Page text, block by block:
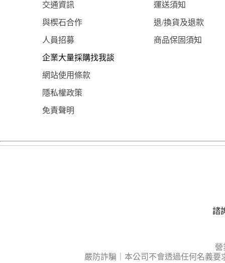
交通資訊 運送須知
與楔石合作 退/換貨及退款
人員招募 商品保固須知
企業大量採購找我談
網站使用條款
隱私權政策
免責聲明
諮
營
嚴防詐騙｜本公司不會透過任何名義